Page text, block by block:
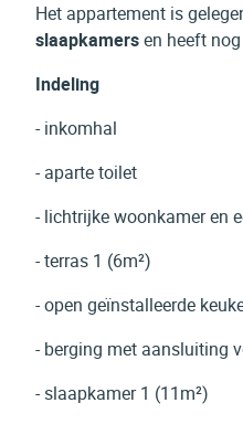
Het appartement is
slaapkamersen heeft nog
Indeling
- inkomhal
- aparte toilet
- lichtrijke woonkamer en
- terras 1 (6m²)
- open geïnstalleerde
- berging met aansluiting
- slaapkamer 1 (11m²)